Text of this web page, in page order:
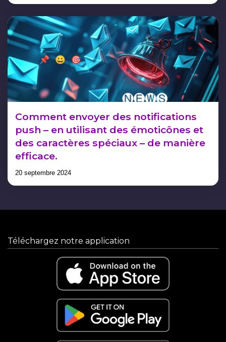
Comment envoyer des notifications
push – en utilisant des émoticônes et
des caractères spéciaux – de manière
efficace.
20 septembre 2024
Téléchargez notre application